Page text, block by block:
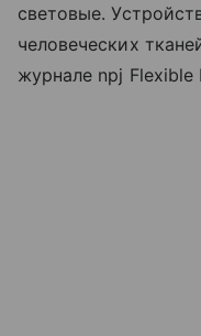
световые.
человеческих
журнале npj Flexible